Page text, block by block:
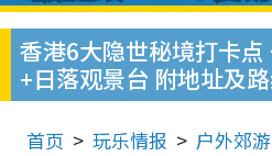
香港6大隐世秘境打卡
+日落观景台 附地址及路
首页 玩乐情报 户外郊游